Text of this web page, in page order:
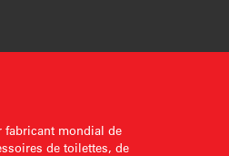
fabricant mondial de
de toilettes, de